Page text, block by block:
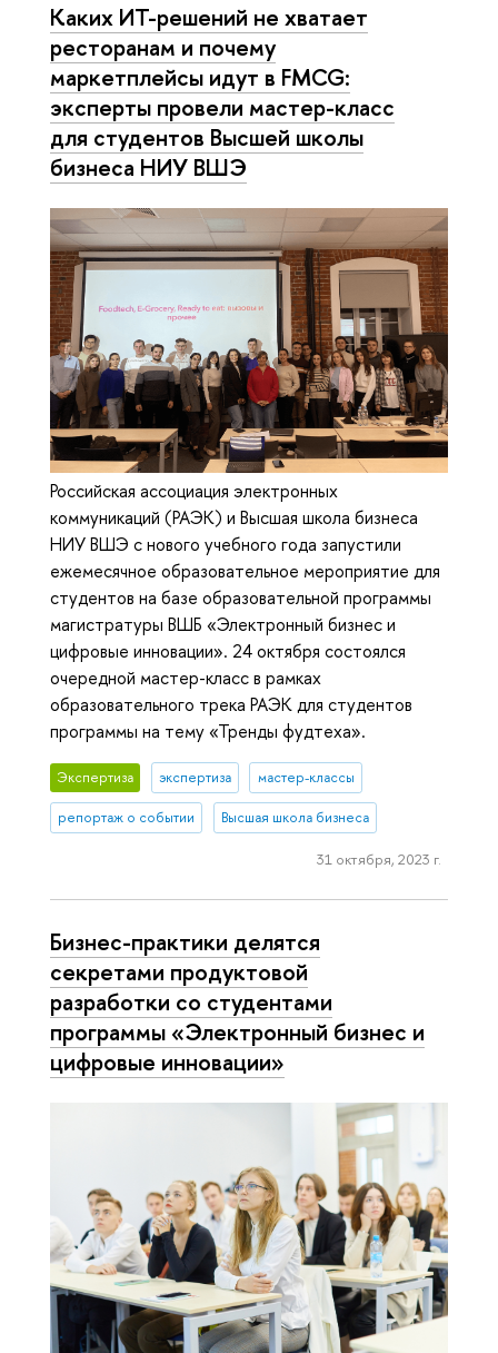
Каких ИТ-решений не хватает
ресторанам и почему
маркетплейсы идут в FMCG:
эксперты провели мастер-класс
для студентов Высшей школы
бизнеса НИУ ВШЭ
Российская ассоциация электронных
коммуникаций (РАЭК) и Высшая школа бизнеса
НИУ ВШЭ с нового учебного года запустили
ежемесячное образовательное мероприятие для
студентов на базе образовательной программы
магистратуры ВШБ «Электронный бизнес и
цифровые инновации». 24 октября состоялся
очередной мастер-класс в рамках
образовательного трека РАЭК для студентов
программы на тему «Тренды фудтеха».
Экспертиза экспертиза мастер-классы
репортаж о событии Высшая школа бизнеса
31 октября, 2023 г.
Бизнес-практики делятся
секретами продуктовой
разработки со студентами
программы «Электронный бизнес и
цифровые инновации»